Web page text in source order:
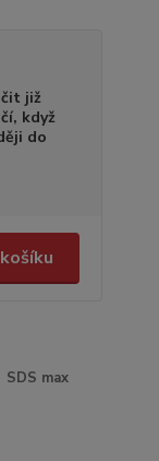
již
když
do
SDS max